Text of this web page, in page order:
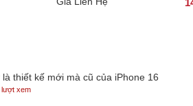
thiết kế mới mà cũ của iPhone 16
lượt xem